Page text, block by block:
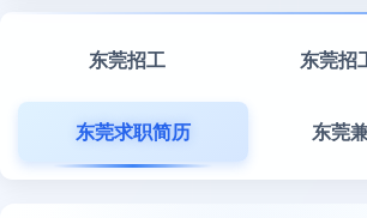
东莞招工 东莞招
东莞求职简历 东莞